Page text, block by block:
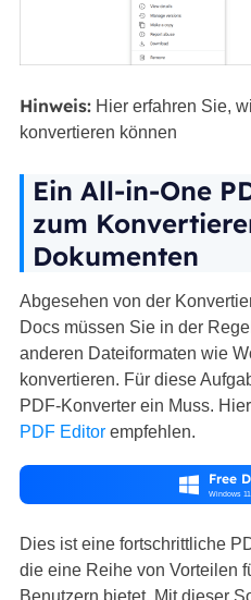
Hinweis:Hier erfahren Sie,
konvertieren können
Ein All-in-One
zum
Dokumenten
Abgesehen von der
Docs müssen Sie in der
anderen Dateiformaten wie
konvertieren. Für diese
PDF-Konverter ein Muss.
PDF Editorempfehlen.
 Free
Windows
Dies ist eine fortschrittliche
die eine Reihe von Vorteilen
Benutzern bietet. Mit dieser